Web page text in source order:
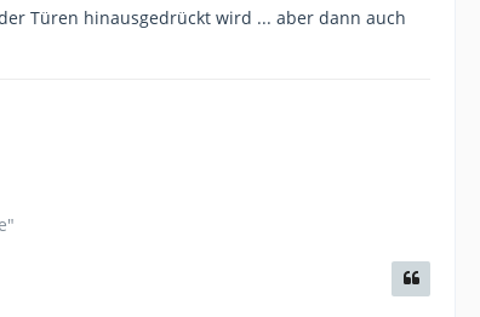
Türen hinausgedrückt wird ... aber dann auch